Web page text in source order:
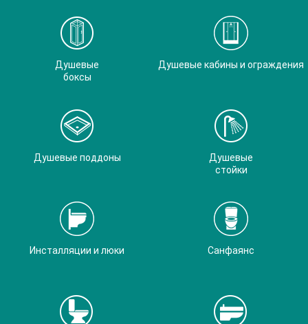
Душевые
боксы
Душевые кабины и ограждения
Душевые поддоны
Душевые
стойки
Инсталляции и люки Санфаянс